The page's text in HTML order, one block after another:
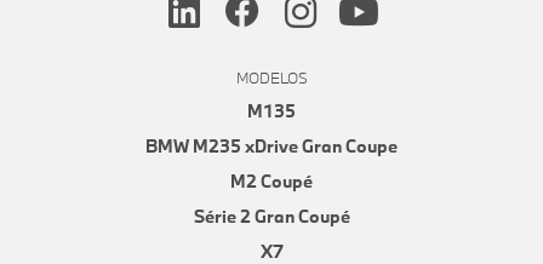
MODELOS
M135
BMW M235 xDrive Gran Coupe
M2 Coupé
Série 2 Gran Coupé
X7